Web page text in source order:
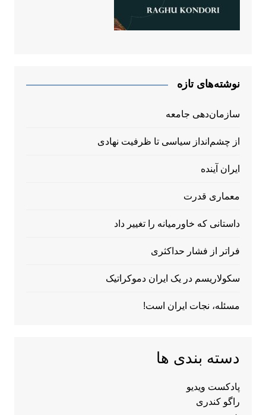
نوشته‌های تازه
سازمان‌دهی جامعه
از چشم‌انداز سیاسی تا ظرفیت نهادی
ایران آینده
معماری قدرت
داستانی که خاورمیانه را تغییر داد
فراتر از فشار حداکثری
سکولاریسم در یک ایران دموکراتیک
مسئله، نجات ایران است!
دسته بندی ها
پادکست ویدیو
راگو کندری